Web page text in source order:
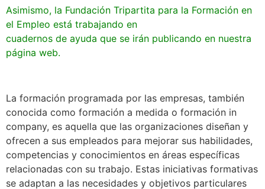
Asimismo, la Fundación Tripartita para la Formación en
el Empleo está trabajando en
cuadernos de ayuda que se irán publicando en nuestra
página web.
La formación programada por las empresas, también
conocida como formación a medida o formación in
company, es aquella que las organizaciones diseñan y
ofrecen a sus empleados para mejorar sus habilidades,
competencias y conocimientos en áreas específicas
relacionadas con su trabajo. Estas iniciativas formativas
se adaptan a las necesidades y objetivos particulares